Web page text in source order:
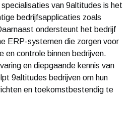
van 9altitudes is het
bedrijfsapplicaties zoals
ondersteunt het bedrijf
ERP-systemen die zorgen voor
en controle binnen bedrijven.
en diepgaande kennis van
9altitudes bedrijven om hun
en toekomstbestendig te